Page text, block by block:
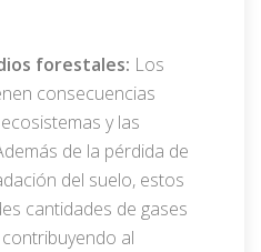
forestales: Los
consecuencias
y las
de la pérdida de
del suelo, estos
cantidades de gases
al